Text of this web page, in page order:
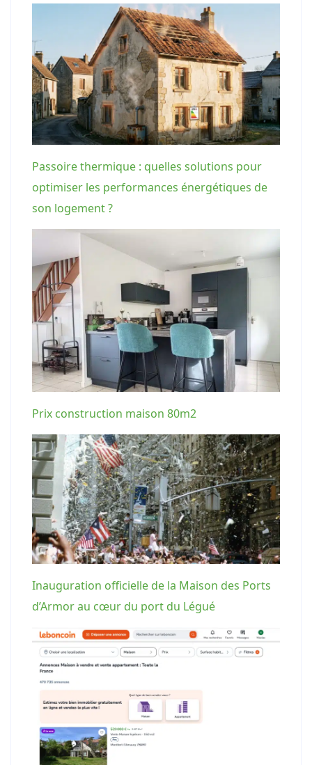
Passoire thermique : quelles solutions pour
optimiser les performances énergétiques de
son logement ?
Prix construction maison 80m2
Inauguration officielle de la Maison des Ports
d’Armor au cœur du port du Légué